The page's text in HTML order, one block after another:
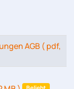
AGB ( pdf,